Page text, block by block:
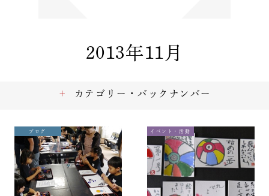
2013年11月
ブログ イベント・活動
カテゴリー・バックナンバー